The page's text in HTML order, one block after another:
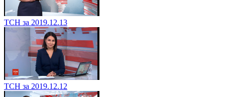
ТСН за 2019.12.13
ТСН за 2019.12.12